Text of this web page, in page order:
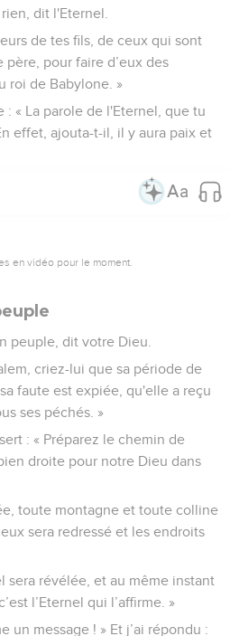
dit l'Eternel.
de tes fils, de ceux qui sont
pour faire d’eux des
roi de Babylone. »
: « La parole de l'Eternel, que tu
effet, ajouta-t-il, il y aura paix et
en vidéo pour le moment.
peuple, dit votre Dieu.
criez-lui que sa période de
faute est expiée, qu'elle a reçu
ses péchés. »
: « Préparez le chemin de
droite pour notre Dieu dans
toute montagne et toute colline
sera redressé et les endroits
sera révélée, et au même instant
l’Eternel qui l’affirme. »
un message ! » Et j’ai répondu :